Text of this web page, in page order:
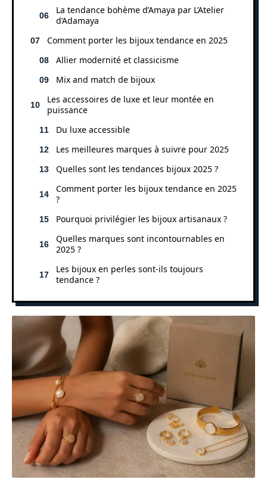
La tendance bohème d’Amaya par L’Atelier
d’Adamaya
Comment porter les bijoux tendance en 2025
Allier modernité et classicisme
Mix and match de bijoux
Les accessoires de luxe et leur montée en
puissance
Du luxe accessible
Les meilleures marques à suivre pour 2025
Quelles sont les tendances bijoux 2025 ?
Comment porter les bijoux tendance en 2025
?
Pourquoi privilégier les bijoux artisanaux ?
Quelles marques sont incontournables en
2025 ?
Les bijoux en perles sont-ils toujours
tendance ?